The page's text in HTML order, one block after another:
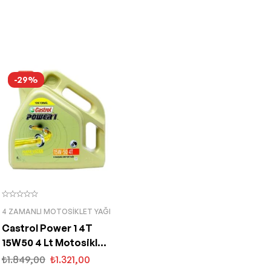
-29%
4 ZAMANLI MOTOSIKLET YAĞI
Castrol Power 1 4T
15W50 4 Lt Motosiklet
Yağı
₺1.849,00 ₺1.321,00